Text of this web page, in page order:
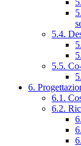
5.4.
5.5.
6.
6.1.
6.2.